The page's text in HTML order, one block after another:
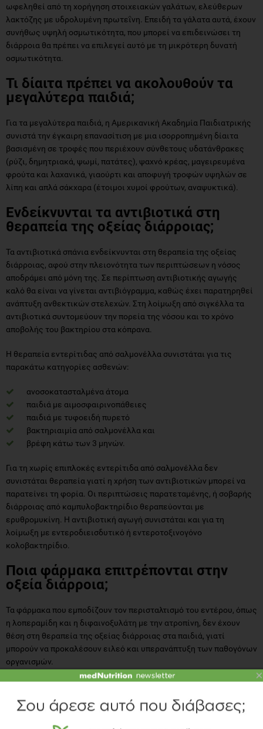
ωφεληθεί από τη χορήγηση στοιχειακών γαλάτων, ελεύθερων
λακτόζης με υδρολυμένη πρωτεΐνη. Επειδή τα γάλατα αυτά, έχουν
συνήθως υψηλή οσμωτικότητα, που μπορεί να επιδεινώσει τη
διάρροια θα πρέπει να επιλεγεί αυτό με τη μικρότερη δυνατή
οσμωτικότητα.
Τι δίαιτα πρέπει να ακολουθούν τα
μεγαλύτερα παιδιά;
Για τα μεγαλύτερα παιδιά, η Αμερικανική Ακαδημία Παιδιατρικής
συνιστά την έγκαιρη επανασίτιση με μια ισορροπημένη δίαιτα
βασισμένη σε τροφές που περιέχουν σύνθετους υδατάνθρακες
(ρύζι, δημητριακά, ψωμί, πατάτες), ψαχνό κρέας, μαγειρευμένα
φρούτα και λαχανικά, γιαούρτι και αποφυγή τροφών υψηλών σε
λίπη και απλά σάκχαρα (έτοιμοι χυμοί φρούτων, αναψυκτικά).
Ενδείκνυνται τα αντιβιοτικά στη
θεραπεία της οξείας διάρροιας;
Τα αντιβιοτικά σπάνια ενδείκνυνται στη θεραπεία της οξείας
διάρροιας, αφού στην πλειονότητα των περιπτώσεων η νόσος
αποδράμει από μόνη της. Σε περίπτωση αντιβιοτικής αγωγής
καλό θα είναι να γίνεται αντιβιόγραμμα, καθώς έχει παρατηρηθεί
ανάπτυξη ανθεκτικών στελεχών. Στη λοίμωξη από σιγκέλλα τα
αντιβιοτικά συντομεύουν την πορεία της νόσου και το χρόνο
αποβολής του βακτηρίου στα κόπρανα.
Η θεραπεία εντερίτιδας από σαλμονέλλα συνιστάται για τις
παρακάτω κατηγορίες ασθενών:
ανοσοκατασταλμένα άτομα
παιδιά με αιμοσφαιρινοπάθειες
παιδιά με τυφοειδή πυρετό
βακτηριαιμία από σαλμονέλλα και
βρέφη κάτω των 3 μηνών.
Για τη χωρίς επιπλοκές εντερίτιδα από σαλμονέλλα δεν
συνιστάται θεραπεία γιατί η χρήση των αντιβιοτικών μπορεί να
παρατείνει τη φορία. Οι περιπτώσεις παρατεταμένης, ή σοβαρής
διάρροιας από καμπυλοβακτηρίδιο θεραπεύονται με
ερυθρομυκίνη. Η αντιβιοτική αγωγή συνιστάται και για τη
λοίμωξη με εντεροδιεισδυτικό ή εντεροτοξινογόνο
κολοβακτηρίδιο.
Ποια φάρμακα επιτρέπονται στην
οξεία διάρροια;
Τα φάρμακα που εμποδίζουν τον περισταλτισμό του εντέρου, όπως
η λοπεραμίδη και η διφαινοξυλάτη με την ατροπίνη, δεν έχουν
θέση στη θεραπεία της οξείας διάρροιας στα παιδιά, γιατί
μπορούν να προκαλέσουν ειλεό και υπερανάπτυξη των παθογόνων
οργανισμών.
Φάρμακα που εμποδίζουν την απορρόφηση, όπως το μείγμα
καολίνης πηκτίνης επίσης δεν συνιστώνται, παρότι βελτιώνουν τη
σύσταση των κοπράνων, γιατί μειώνουν την κινητικότητα του
×